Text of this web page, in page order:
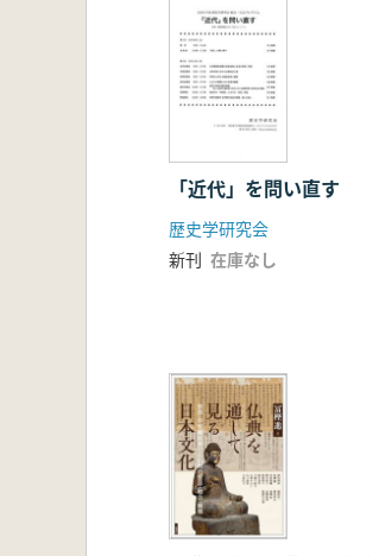
「近代」を問い直す
歴史学研究会
新刊 在庫なし